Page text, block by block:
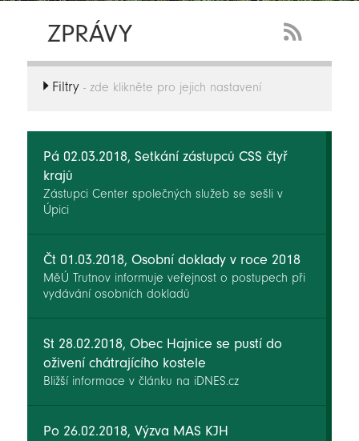
ZPRÁVY
Feed
Filtry- zde klikněte pro jejich nastavení
Pá 02.03.2018, Setkání zástupců CSS čtyř
krajů
Zástupci Center společných služeb se sešli v
Úpici
Čt 01.03.2018, Osobní doklady v roce 2018
MěÚ Trutnov informuje veřejnost o postupech při
vydávání osobních dokladů
St 28.02.2018, Obec Hajnice se pustí do
oživení chátrajícího kostele
Bližší informace v článku na iDNES.cz
Po 26.02.2018, Výzva MAS KJH